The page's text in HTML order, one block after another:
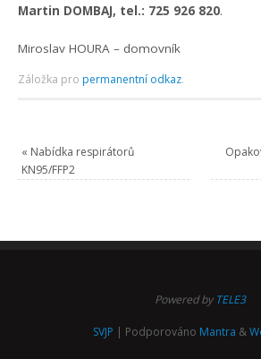
Martin DOMBAJ, tel.: 725 926 820.
Miroslav HOURA – domovník
Záložka pro permanentní odkaz.
« Nabídka respirátorů
KN95/FFP2
Powered by TELE3
SVJP | Podporováno Mantra &